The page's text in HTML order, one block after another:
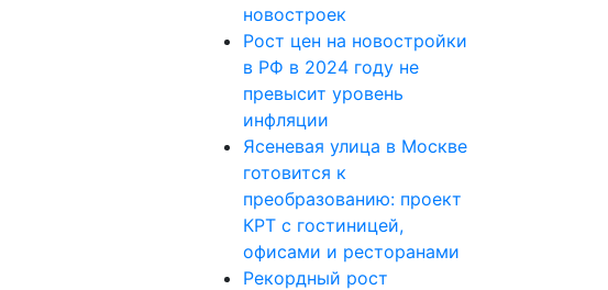
новостроек
Рост цен на новостройки
в РФ в 2024 году не
превысит уровень
инфляции
Ясеневая улица в Москве
готовится к
преобразованию: проект
КРТ с гостиницей,
офисами и ресторанами
Рекордный рост